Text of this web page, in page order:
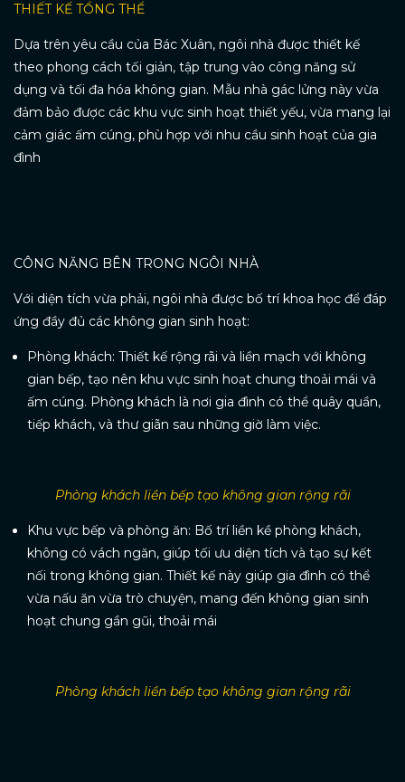
THIẾT KẾ TỔNG THỂ
Dựa trên yêu cầu của Bác Xuân, ngôi nhà được thiết kế
theo phong cách tối giản, tập trung vào công năng sử
dụng và tối đa hóa không gian. Mẫu nhà gác lửng này vừa
đảm bảo được các khu vực sinh hoạt thiết yếu, vừa mang lại
cảm giác ấm cúng, phù hợp với nhu cầu sinh hoạt của gia
đình
CÔNG NĂNG BÊN TRONG NGÔI NHÀ
Với diện tích vừa phải, ngôi nhà được bố trí khoa học để đáp
ứng đầy đủ các không gian sinh hoạt:
Phòng khách: Thiết kế rộng rãi và liền mạch với không
gian bếp, tạo nên khu vực sinh hoạt chung thoải mái và
ấm cúng. Phòng khách là nơi gia đình có thể quây quần,
tiếp khách, và thư giãn sau những giờ làm việc.
Phòng khách liền bếp tạo không gian rộng rãi
Khu vực bếp và phòng ăn: Bố trí liền kề phòng khách,
không có vách ngăn, giúp tối ưu diện tích và tạo sự kết
nối trong không gian. Thiết kế này giúp gia đình có thể
vừa nấu ăn vừa trò chuyện, mang đến không gian sinh
hoạt chung gần gũi, thoải mái
Phòng khách liền bếp tạo không gian rộng rãi